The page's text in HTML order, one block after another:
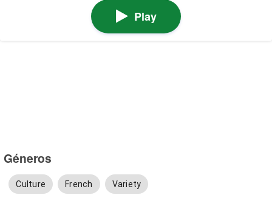
Play
Géneros
Culture French Variety